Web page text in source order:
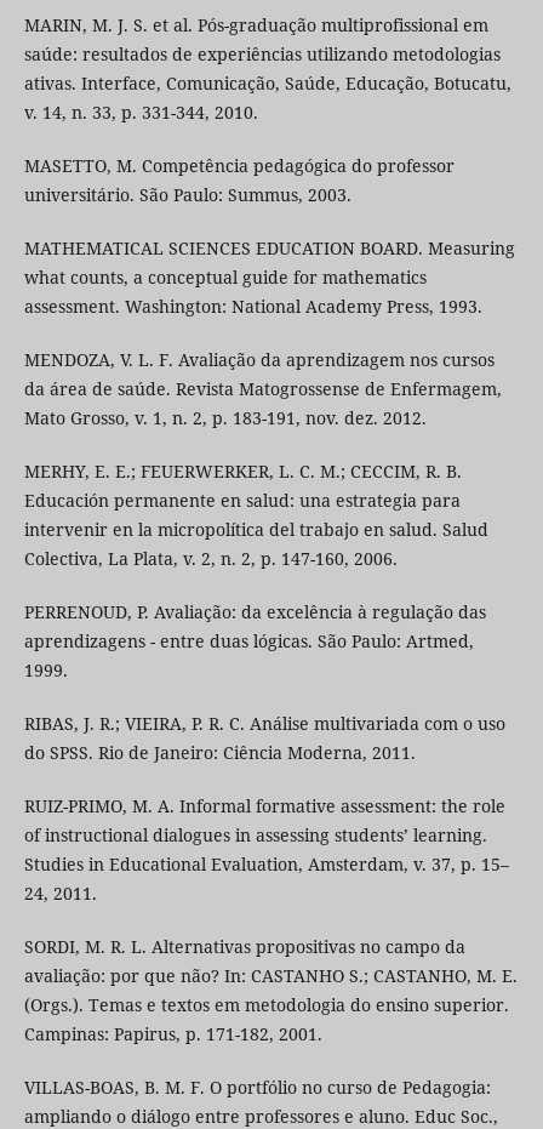
MARIN, M. J. S. et al. Pós-graduação multiprofissional em
saúde: resultados de experiências utilizando metodologias
ativas. Interface, Comunicação, Saúde, Educação, Botucatu,
v. 14, n. 33, p. 331-344, 2010.
MASETTO, M. Competência pedagógica do professor
universitário. São Paulo: Summus, 2003.
MATHEMATICAL SCIENCES EDUCATION BOARD. Measuring
what counts, a conceptual guide for mathematics
assessment. Washington: National Academy Press, 1993.
MENDOZA, V. L. F. Avaliação da aprendizagem nos cursos
da área de saúde. Revista Matogrossense de Enfermagem,
Mato Grosso, v. 1, n. 2, p. 183-191, nov. dez. 2012.
MERHY, E. E.; FEUERWERKER, L. C. M.; CECCIM, R. B.
Educación permanente en salud: una estrategia para
intervenir en la micropolítica del trabajo en salud. Salud
Colectiva, La Plata, v. 2, n. 2, p. 147-160, 2006.
PERRENOUD, P. Avaliação: da excelência à regulação das
aprendizagens - entre duas lógicas. São Paulo: Artmed,
1999.
RIBAS, J. R.; VIEIRA, P. R. C. Análise multivariada com o uso
do SPSS. Rio de Janeiro: Ciência Moderna, 2011.
RUIZ-PRIMO, M. A. Informal formative assessment: the role
of instructional dialogues in assessing students’ learning.
Studies in Educational Evaluation, Amsterdam, v. 37, p. 15–
24, 2011.
SORDI, M. R. L. Alternativas propositivas no campo da
avaliação: por que não? In: CASTANHO S.; CASTANHO, M. E.
(Orgs.). Temas e textos em metodologia do ensino superior.
Campinas: Papirus, p. 171-182, 2001.
VILLAS-BOAS, B. M. F. O portfólio no curso de Pedagogia:
ampliando o diálogo entre professores e aluno. Educ Soc.,